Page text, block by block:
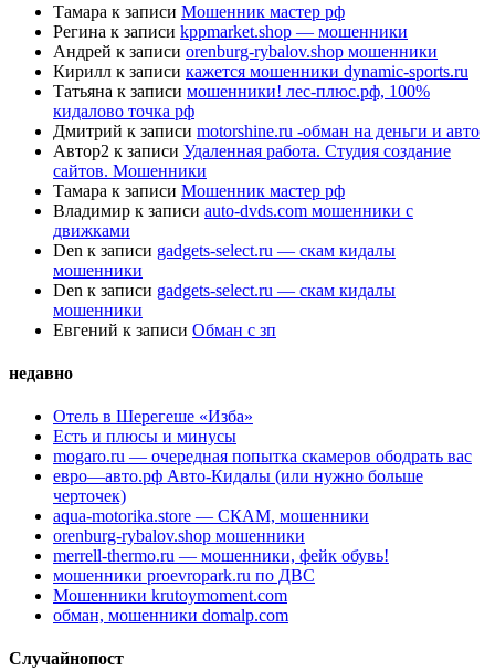
Тамара к записи Мошенник мастер рф
Регина к записи kppmarket.shop — мошенники
Андрей к записи orenburg-rybalov.shop мошенники
Кирилл к записи кажется мошенники dynamic-sports.ru
Татьяна к записи мошенники! лес-плюс.рф, 100%
кидалово точка рф
Дмитрий к записи motorshine.ru -обман на деньги и авто
Автор2 к записи Удаленная работа. Студия создание
сайтов. Мошенники
Тамара к записи Мошенник мастер рф
Владимир к записи auto-dvds.com мошенники с
движками
Den к записи gadgets-select.ru — скам кидалы
мошенники
Den к записи gadgets-select.ru — скам кидалы
мошенники
Евгений к записи Обман с зп
недавно
Отель в Шерегеше «Изба»
Есть и плюсы и минусы
mogaro.ru — очередная попытка скамеров ободрать вас
евро—авто.рф Авто-Кидалы (или нужно больше
черточек)
aqua-motorika.store — СКАМ, мошенники
orenburg-rybalov.shop мошенники
merrell-thermo.ru — мошенники, фейк обувь!
мошенники proevropark.ru по ДВС
Мошенники krutoymoment.com
обман, мошенники domalp.com
Случайнопост